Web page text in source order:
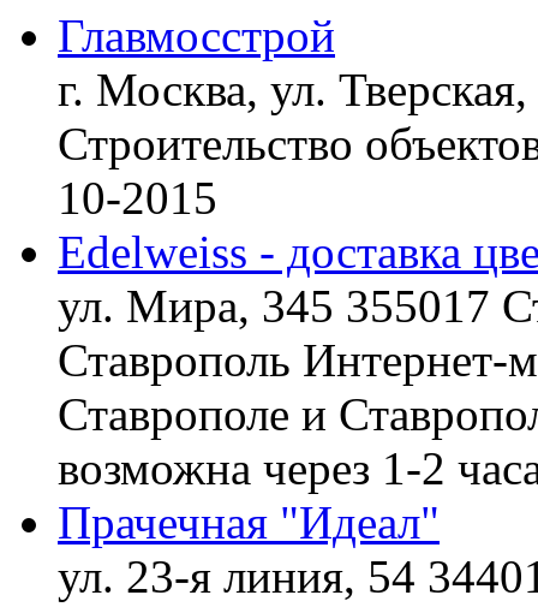
Главмосстрой
г. Москва, ул.
Строительство
10-2015
Edelweiss - доставка
ул. Мира, 345 355017
Ставрополь Интернет-
Ставрополе и
возможна через 1-2
Прачечная "Идеал"
ул. 23-я линия, 54